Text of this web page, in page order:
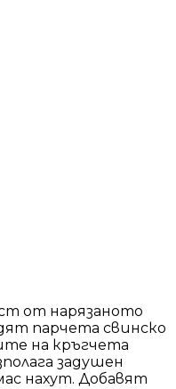
от нарязаното
парчета свинско
на кръгчета
задушен
нахут. Добавят